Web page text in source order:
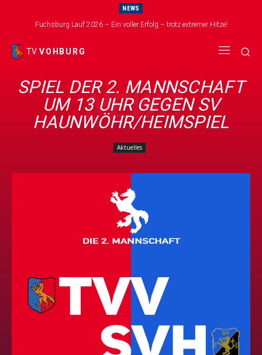
NEWS
Fuchsburg Lauf 2026 – Ein voller Erfolg – trotz extremer Hitze!
TV VOHBURG
NEWS
SPIEL DER 2. MANNSCHAFT
UM 13 UHR GEGEN SV
HAUNWÖHR/HEIMSPIEL
Aktuelles